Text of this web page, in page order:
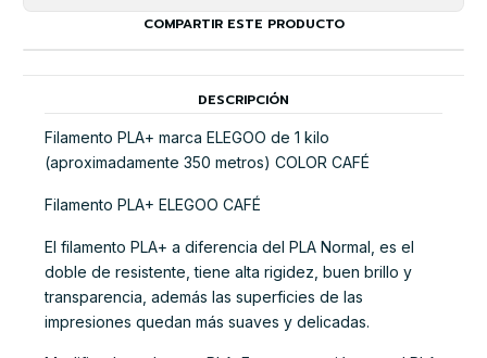
COMPARTIR ESTE PRODUCTO
DESCRIPCIÓN
Filamento PLA+ marca ELEGOO de 1 kilo
(aproximadamente 350 metros) COLOR CAFÉ
Filamento PLA+ ELEGOO CAFÉ
El filamento PLA+ a diferencia del PLA Normal, es el
doble de resistente, tiene alta rigidez, buen brillo y
transparencia, además las superficies de las
impresiones quedan más suaves y delicadas.